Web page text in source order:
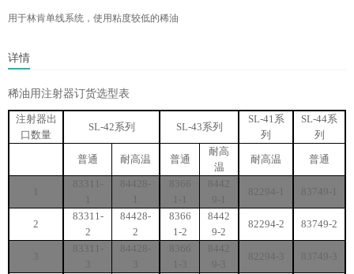
用于林肯单线系统，使用粘度较低的稀油
详情
稀油用注射器订货选型表
注射器出
口数量
SL-42系列 SL-43系列
SL-41系
列
SL-44系
列
普通 耐高温 普通
耐高
温
耐高温 普通
1
83311 -
1
84428-
1
8366
1-1
8442
9-1
82294-1 83749-1
2
83311-
2
84428-
2
8366
1-2
8442
9-2
82294-2 83749-2
3
83311 -
3
84428-
3
8366
1-3
8442
9-3
82294-3 83749-3